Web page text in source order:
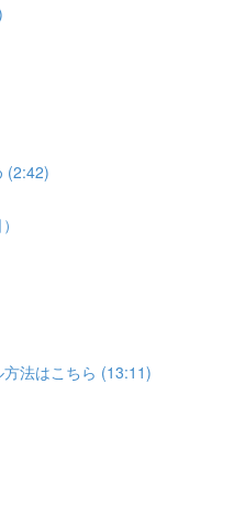
(2:42)
法はこちら (13:11)